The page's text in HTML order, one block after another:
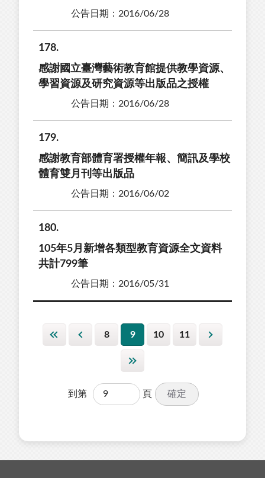
公告日期：2016/06/28
178
感謝國立臺灣藝術教育館提供教學資源、
學習資源及研究資源等出版品之授權
公告日期：2016/06/28
179
感謝教育部體育署授權年報、簡訊及學校
體育雙月刊等出版品
公告日期：2016/06/02
180
105年5月新增各類型教育資源全文資料
共計799筆
公告日期：2016/05/31
8 9 10 11
到第 頁 確定